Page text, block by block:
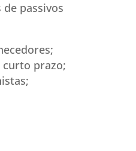
passivos
prazo;